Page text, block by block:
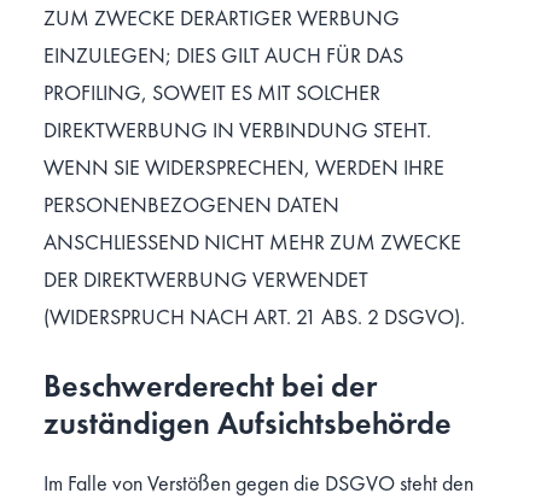
ZUM ZWECKE DERARTIGER WERBUNG
EINZULEGEN; DIES GILT AUCH FÜR DAS
PROFILING, SOWEIT ES MIT SOLCHER
DIREKTWERBUNG IN VERBINDUNG STEHT.
WENN SIE WIDERSPRECHEN, WERDEN IHRE
PERSONENBEZOGENEN DATEN
ANSCHLIESSEND NICHT MEHR ZUM ZWECKE
DER DIREKTWERBUNG VERWENDET
(WIDERSPRUCH NACH ART. 21 ABS. 2 DSGVO).
Beschwerde­recht bei der
zuständigen Aufsichts­behörde
Im Falle von Verstößen gegen die DSGVO steht den